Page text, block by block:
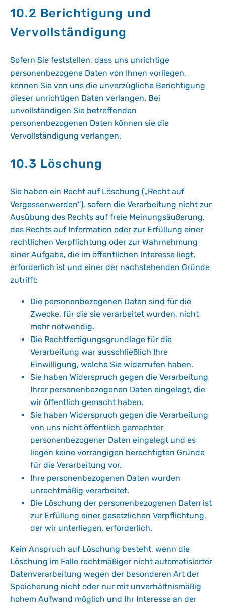
10.2 Berichtigung und
Vervollständigung
Sofern Sie feststellen, dass uns unrichtige
personenbezogene Daten von Ihnen vorliegen,
können Sie von uns die unverzügliche Berichtigung
dieser unrichtigen Daten verlangen. Bei
unvollständigen Sie betreffenden
personenbezogenen Daten können sie die
Vervollständigung verlangen.
10.3 Löschung
Sie haben ein Recht auf Löschung („Recht auf
Vergessenwerden“), sofern die Verarbeitung nicht zur
Ausübung des Rechts auf freie Meinungsäußerung,
des Rechts auf Information oder zur Erfüllung einer
rechtlichen Verpflichtung oder zur Wahrnehmung
einer Aufgabe, die im öffentlichen Interesse liegt,
erforderlich ist und einer der nachstehenden Gründe
zutrifft:
Die personenbezogenen Daten sind für die
Zwecke, für die sie verarbeitet wurden, nicht
mehr notwendig.
Die Rechtfertigungsgrundlage für die
Verarbeitung war ausschließlich Ihre
Einwilligung, welche Sie widerrufen haben.
Sie haben Widerspruch gegen die Verarbeitung
Ihrer personenbezogenen Daten eingelegt, die
wir öffentlich gemacht haben.
Sie haben Widerspruch gegen die Verarbeitung
von uns nicht öffentlich gemachter
personenbezogener Daten eingelegt und es
liegen keine vorrangigen berechtigten Gründe
für die Verarbeitung vor.
Ihre personenbezogenen Daten wurden
unrechtmäßig verarbeitet.
Die Löschung der personenbezogenen Daten ist
zur Erfüllung einer gesetzlichen Verpflichtung,
der wir unterliegen, erforderlich.
Kein Anspruch auf Löschung besteht, wenn die
Löschung im Falle rechtmäßiger nicht automatisierter
Datenverarbeitung wegen der besonderen Art der
Speicherung nicht oder nur mit unverhältnismäßig
hohem Aufwand möglich und Ihr Interesse an der